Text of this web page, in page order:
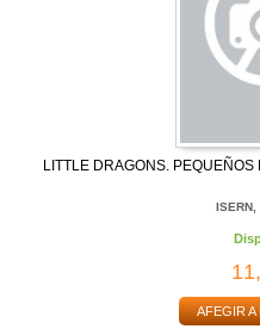
LITTLE DRAGONS.
ISERN,
AFEGIR A